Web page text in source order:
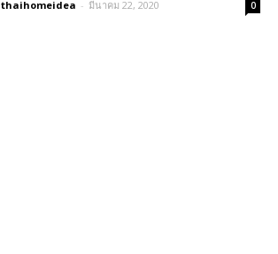
thaihomeidea - มีนาคม 22, 2020 0